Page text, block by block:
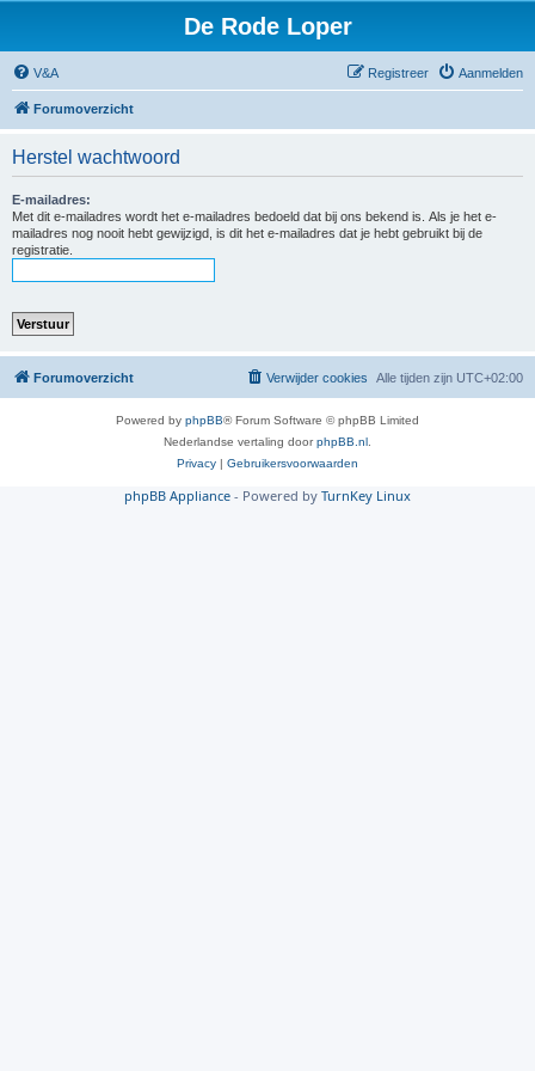
De Rode Loper
V&A Aanmelden
Registreer
Forumoverzicht
Herstel wachtwoord
E-mailadres:
Met dit e-mailadres wordt het e-mailadres bedoeld dat bij ons bekend is. Als je het e-
mailadres nog nooit hebt gewijzigd, is dit het e-mailadres dat je hebt gebruikt bij de
registratie.
Forumoverzicht Alle tijden zijn UTC+02:00
Verwijder cookies
Powered by phpBB® Forum Software © phpBB Limited
Nederlandse vertaling doorphpBB.nl
Privacy | Gebruikersvoorwaarden
phpBB Appliance - Powered by TurnKey Linux